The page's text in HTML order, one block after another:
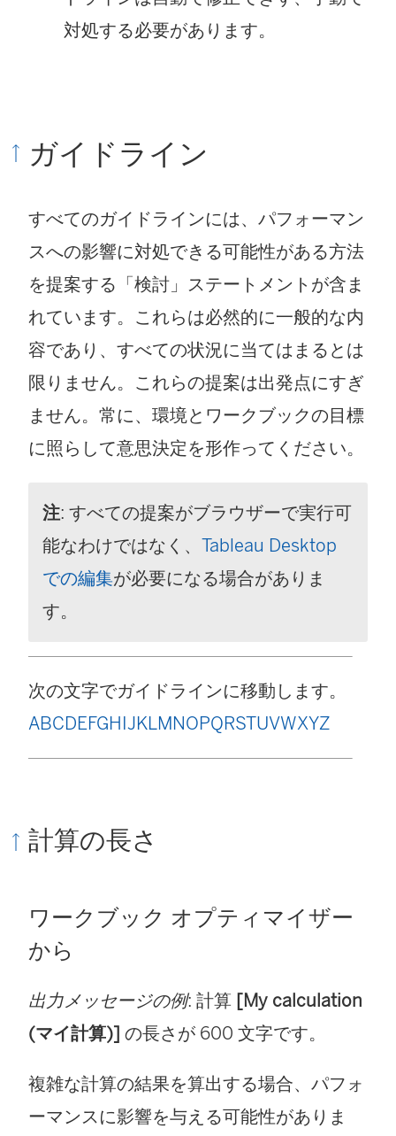
対処する必要があります。
ガイドライン
すべてのガイドラインには、パフォーマン
スへの影響に対処できる可能性がある方法
を提案する「検討」ステートメントが含ま
れています。これらは必然的に一般的な内
容であり、すべての状況に当てはまるとは
限りません。これらの提案は出発点にすぎ
ません。常に、環境とワークブックの目標
に照らして意思決定を形作ってください。
注: すべての提案がブラウザーで実行可
能なわけではなく、 Tableau Desktop
での編集が必要になる場合がありま
す。
次の文字でガイドラインに移動します。
ABCDEFGHIJKLMNOPQRSTUVWXYZ
計算の長さ
ワークブック オプティマイザー
から
出力メッセージの例: 計算 [My calculation
(マイ計算)] の長さが 600 文字です。
複雑な計算の結果を算出する場合、パフォ
ーマンスに影響を与える可能性がありま